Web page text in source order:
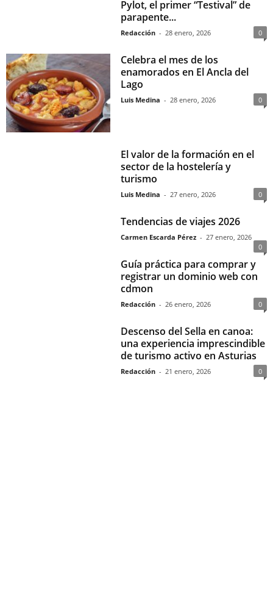
Pylot, el primer “Testival” de
parapente...
Redacción - 28 enero, 2026 0
Celebra el mes de los
enamorados en El Ancla del
Lago
Luis Medina - 28 enero, 2026 0
El valor de la formación en el
sector de la hostelería y
turismo
Luis Medina - 27 enero, 2026 0
Tendencias de viajes 2026
Carmen Escarda Pérez - 27 enero, 2026
0
Guía práctica para comprar y
registrar un dominio web con
cdmon
Redacción - 26 enero, 2026 0
Descenso del Sella en canoa:
una experiencia imprescindible
de turismo activo en Asturias
Redacción - 21 enero, 2026 0